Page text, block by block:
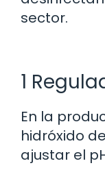
sector.
1
En la
hidróxido
ajustar el